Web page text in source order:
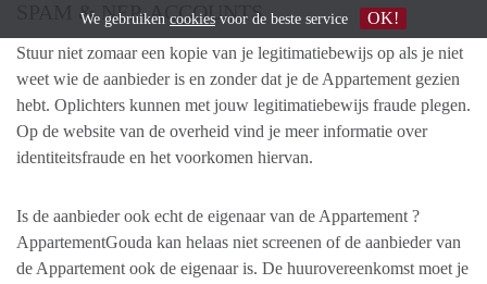
SPAM & NEP-ACCOUNTS
Stuur niet zomaar een kopie van je legitimatiebewijs op als je niet
weet wie de aanbieder is en zonder dat je de Appartement gezien
hebt. Oplichters kunnen met jouw legitimatiebewijs fraude plegen.
Op de website van de overheid vind je meer informatie over
identiteitsfraude en het voorkomen hiervan.
Is de aanbieder ook echt de eigenaar van de Appartement ?
AppartementGouda kan helaas niet screenen of de aanbieder van
de Appartement ook de eigenaar is. De huurovereenkomst moet je
We gebruiken cookies voor de beste service OK!